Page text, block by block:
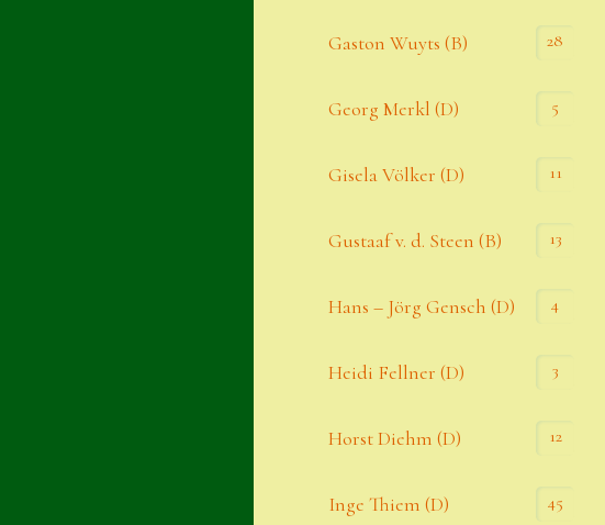
Gaston Wuyts (B) 28
Georg Merkl (D) 5
Gisela Völker (D) 11
Gustaaf v. d. Steen (B) 13
Hans – Jörg Gensch (D) 4
Heidi Fellner (D) 3
Horst Diehm (D) 12
Inge Thiem (D) 45